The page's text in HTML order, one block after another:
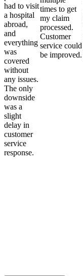
had to visit
a hospital
abroad,
and
everything
was
covered
without
any issues.
The only
downside
was a
slight
delay in
customer
service
response.
times to get
my claim
processed.
Customer
service could
be improved.